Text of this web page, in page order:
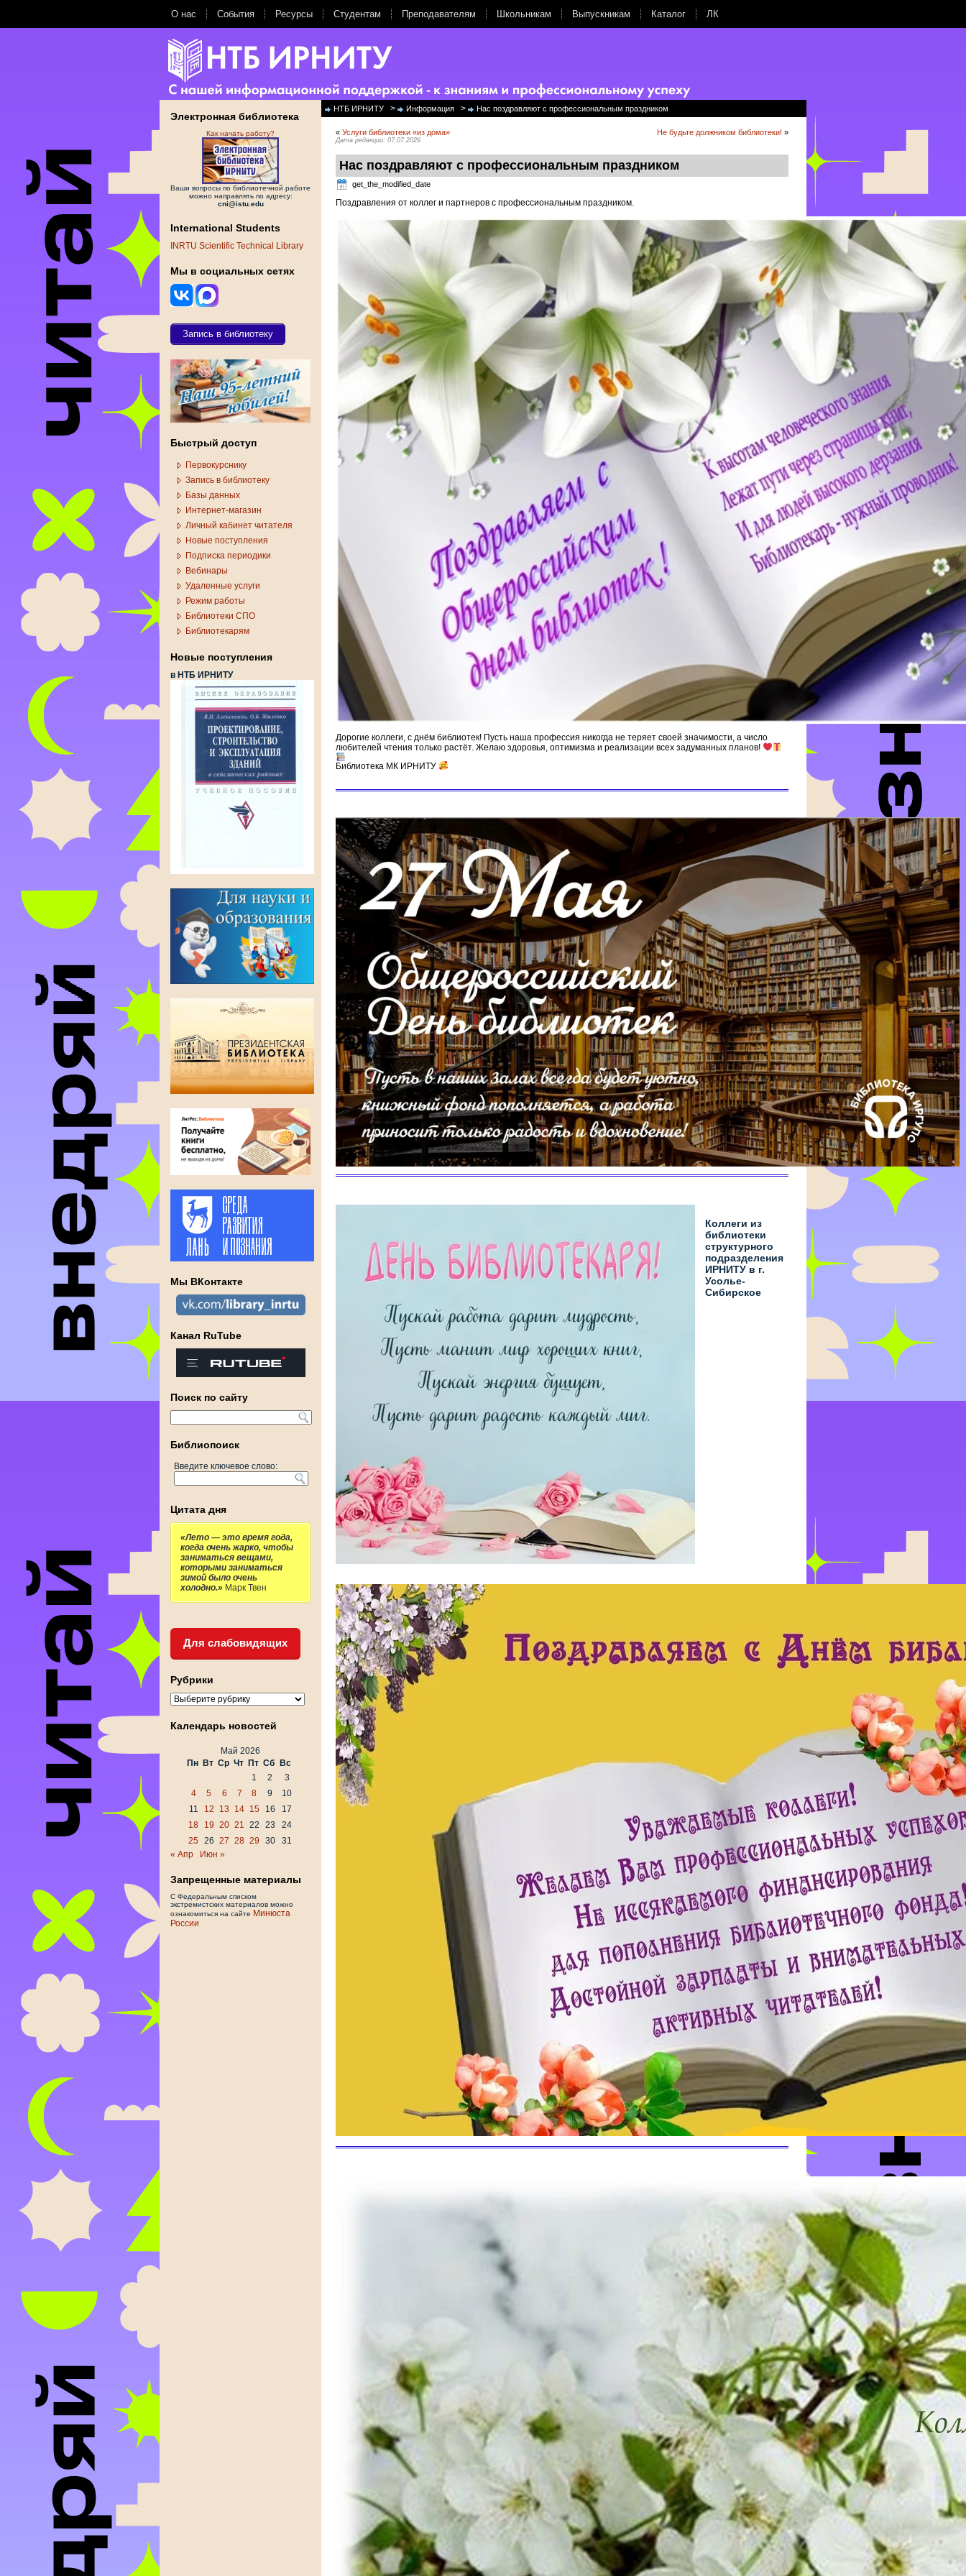
О нас События Ресурсы Студентам Преподавателям Школьникам Выпускникам Каталог ЛК
Электронная библиотека
Как начать работу?
Ваши вопросы по библиотечной работе
можно направлять по адресу:
cni@istu.edu
International Students
INRTU Scientific Technical Library
Мы в социальных сетях
Запись в библиотеку
Быстрый доступ
Первокурснику
Запись в библиотеку
Базы данных
Интернет-магазин
Личный кабинет читателя
Новые поступления
Подписка периодики
Вебинары
Удаленные услуги
Режим работы
Библиотеки СПО
Библиотекарям
Новые поступления
в НТБ ИРНИТУ
Мы ВКонтакте
Канал RuTube
Поиск по сайту
Библиопоиск
Введите ключевое слово:
Цитата дня
«Лето — это время года,
когда очень жарко, чтобы
заниматься вещами,
которыми заниматься
зимой было очень
холодно.» Марк Твен
Для слабовидящих
Рубрики
Рубрики
Календарь новостей
Май 2026
Пн Вт Ср Чт Пт Сб
Вс
1
2
3
4
5 6 7 8 9
10
11
12 13 14 15 16
17
18
19 20 21 22 23
24
25
26 27 28 29 30
31
« Апр
Июн »
Запрещенные материалы
С Федеральным списком
экстремистских материалов можно
ознакомиться на сайте Минюста
России
НТБ ИРНИТУ > Информация > Нас поздравляют с профессиональным праздником
« Услуги библиотеки «из дома» Не будьте должником библиотеки! »
Дата редакции: 07.07.2026
Нас поздравляют с профессиональным праздником
get_the_modified_date
Поздравления от коллег и партнеров с профессиональным праздником.
Дорогие коллеги, с днём библиотек! Пусть наша профессия никогда не теряет своей значимости, а число
любителей чтения только растёт. Желаю здоровья, оптимизма и реализации всех задуманных планов!
Библиотека МК ИРНИТУ
Коллеги из
библиотеки
структурного
подразделения
ИРНИТУ в г.
Усолье-
Сибирское